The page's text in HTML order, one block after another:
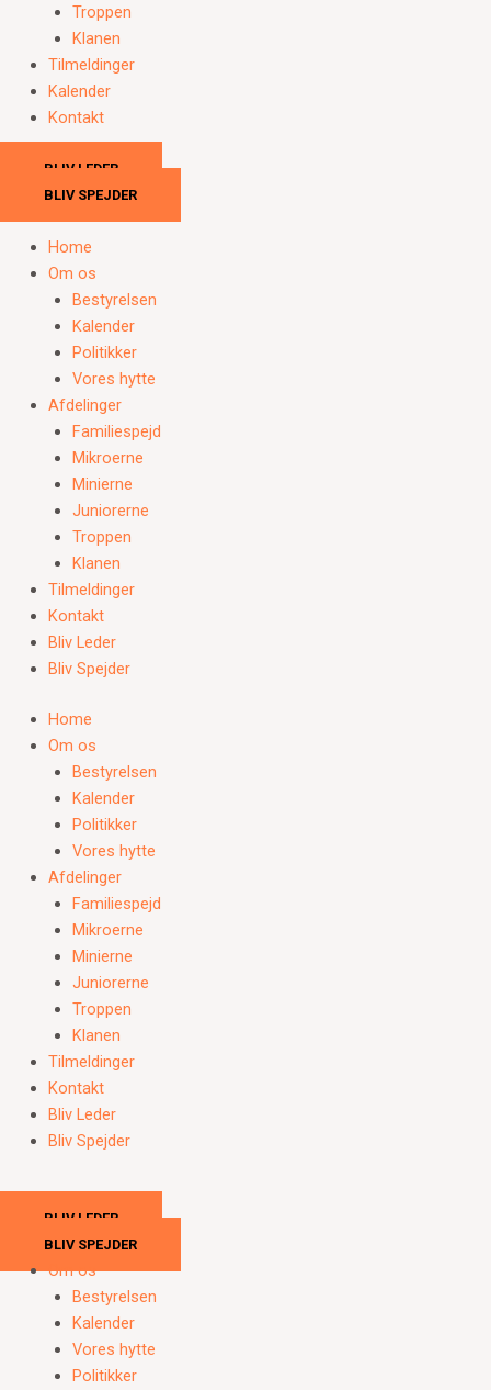
Troppen
Klanen
Tilmeldinger
Kalender
Kontakt
BLIV LEDER
BLIV SPEJDER
Home
Om os
Bestyrelsen
Kalender
Politikker
Vores hytte
Afdelinger
Familiespejd
Mikroerne
Minierne
Juniorerne
Troppen
Klanen
Tilmeldinger
Kontakt
Bliv Leder
Bliv Spejder
Home
Om os
Bestyrelsen
Kalender
Politikker
Vores hytte
Afdelinger
Familiespejd
Mikroerne
Minierne
Juniorerne
Troppen
Klanen
Tilmeldinger
Kontakt
Bliv Leder
Bliv Spejder
BLIV LEDER
BLIV SPEJDER
Om os
Bestyrelsen
Kalender
Vores hytte
Politikker